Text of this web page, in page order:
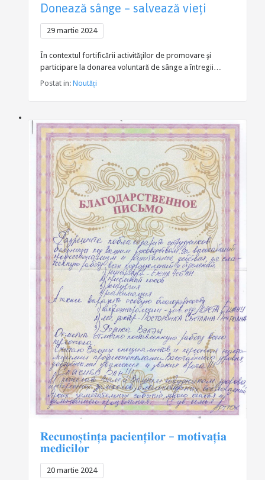
Donează sânge – salvează vieți
29 martie 2024
În contextul fortificării activităţilor de promovare şi
participare la donarea voluntară de sânge a întregii…
Postat in: Noutăți
𝐑𝐞𝐜𝐮𝐧𝐨𝐬̦𝐭𝐢𝐧𝐭̦𝐚 𝐩𝐚𝐜𝐢𝐞𝐧𝐭̦𝐢𝐥𝐨𝐫 – 𝐦𝐨𝐭𝐢𝐯𝐚𝐭̦𝐢𝐚
𝐦𝐞𝐝𝐢𝐜𝐢𝐥𝐨𝐫
20 martie 2024